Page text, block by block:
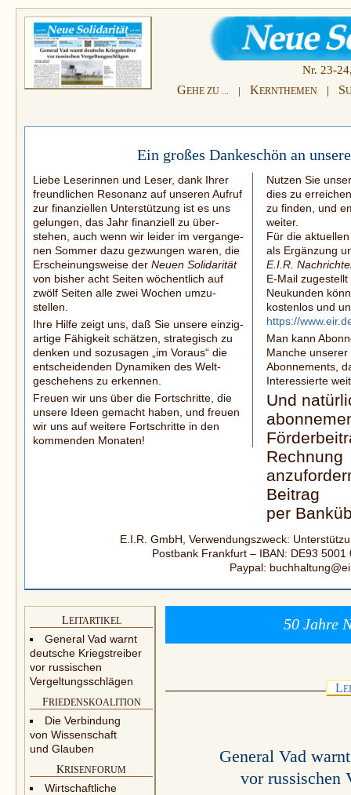
Nr. 23-
GEHE ZU ... | KERNTHEMEN | S
Ein großes Dankeschön an
Liebe Leserinnen und Leser, dank Ihrer
freundlichen Resonanz auf unseren Aufruf
zur finanziellen Unterstützung ist es uns
gelungen, das Jahr finanziell zu über­
stehen, auch wenn wir leider im vergange­
nen Sommer dazu gezwungen waren, die
Erscheinungsweise der Neuen Solidarität
von bisher acht Seiten wöchentlich auf
zwölf Seiten alle zwei Wochen umzu­
stellen.
Ihre Hilfe zeigt uns, daß Sie unsere ein­zig­
artige Fähigkeit schätzen, strategisch zu
denken und sozusagen „im Voraus“ die
entscheidenden Dynamiken des Welt­
geschehens zu erkennen.
Freuen wir uns über die Fortschritte, die
unsere Ideen gemacht haben, und freuen
wir uns auf weitere Fortschritte in den
kommenden Monaten!
Nutzen Sie
dies zu
zu finden, und
weiter.
Für die
als Ergänzung
E.I.R.
E-Mail zugestellt
Neukunden
kostenlos und
https://
Man kann
Manche
Abonnements,
Interes­sierte
Und
Rechnung
Beitrag
per
E.I.R. GmbH, Verwendungszweck:
Postbank Frankfurt – IBAN: DE93
Paypal:
LEITARTIKEL
General Vad warnt
deutsche Kriegstreiber
vor russischen
Vergeltungsschlägen
FRIEDENSKOALITION
Die Verbindung
von Wissenschaft
und Glauben
KRISENFORUM
Wirtschaftliche
50 Jahre
L
General Vad
vor russischen